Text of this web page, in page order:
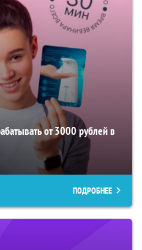
от 3000 рублей в
ПОДРОБНЕЕ